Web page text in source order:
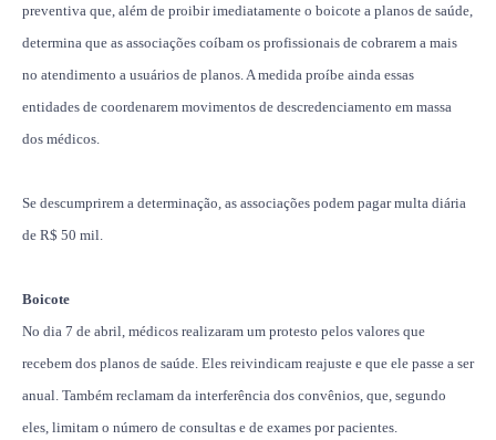
preventiva que, além de proibir imediatamente o boicote a planos de saúde,
determina que as associações coíbam os profissionais de cobrarem a mais
no atendimento a usuários de planos. A medida proíbe ainda essas
entidades de coordenarem movimentos de descredenciamento em massa
dos médicos.
Se descumprirem a determinação, as associações podem pagar multa diária
de R$ 50 mil.
Boicote
No dia 7 de abril, médicos realizaram um protesto pelos valores que
recebem dos planos de saúde. Eles reivindicam reajuste e que ele passe a ser
anual. Também reclamam da interferência dos convênios, que, segundo
eles, limitam o número de consultas e de exames por pacientes.